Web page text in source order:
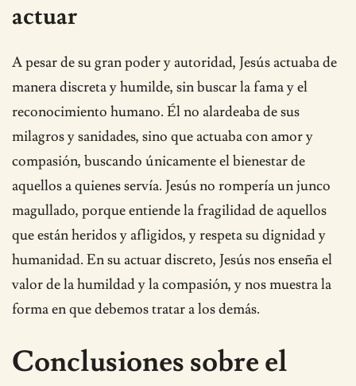
actuar
A pesar de su gran poder y autoridad, Jesús actuaba de
manera discreta y humilde, sin buscar la fama y el
reconocimiento humano. Él no alardeaba de sus
milagros y sanidades, sino que actuaba con amor y
compasión, buscando únicamente el bienestar de
aquellos a quienes servía. Jesús no rompería un junco
magullado, porque entiende la fragilidad de aquellos
que están heridos y afligidos, y respeta su dignidad y
humanidad. En su actuar discreto, Jesús nos enseña el
valor de la humildad y la compasión, y nos muestra la
forma en que debemos tratar a los demás.
Conclusiones sobre el